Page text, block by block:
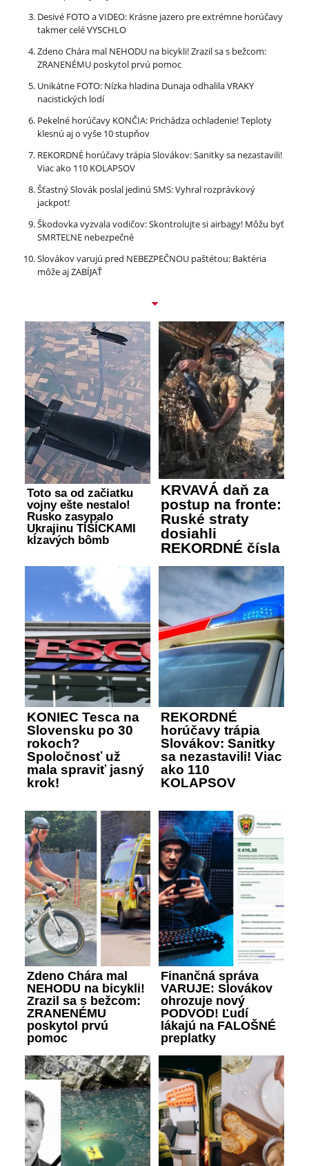
Desivé FOTO a VIDEO: Krásne jazero pre extrémne horúčavy
takmer celé VYSCHLO
Zdeno Chára mal NEHODU na bicykli! Zrazil sa s bežcom:
ZRANENÉMU poskytol prvú pomoc
Unikátne FOTO: Nízka hladina Dunaja odhalila VRAKY
nacistických lodí
Pekelné horúčavy KONČIA: Prichádza ochladenie! Teploty
klesnú aj o vyše 10 stupňov
REKORDNÉ horúčavy trápia Slovákov: Sanitky sa nezastavili!
Viac ako 110 KOLAPSOV
Šťastný Slovák poslal jedinú SMS: Vyhral rozprávkový
jackpot!
Škodovka vyzvala vodičov: Skontrolujte si airbagy! Môžu byť
SMRTEĽNE nebezpečné
Slovákov varujú pred NEBEZPEČNOU paštétou: Baktéria
môže aj ZABÍJAŤ
Toto sa od začiatku
vojny ešte nestalo!
Rusko zasypalo
Ukrajinu TISÍCKAMI
kĺzavých bômb
KRVAVÁ daň za
postup na fronte:
Ruské straty
dosiahli
REKORDNÉ čísla
KONIEC Tesca na
Slovensku po 30
rokoch?
Spoločnosť už
mala spraviť jasný
krok!
REKORDNÉ
horúčavy trápia
Slovákov: Sanitky
sa nezastavili! Viac
ako 110
KOLAPSOV
Zdeno Chára mal
NEHODU na bicykli!
Zrazil sa s bežcom:
ZRANENÉMU
poskytol prvú
pomoc
Finančná správa
VARUJE: Slovákov
ohrozuje nový
PODVOD! Ľudí
lákajú na FALOŠNÉ
preplatky